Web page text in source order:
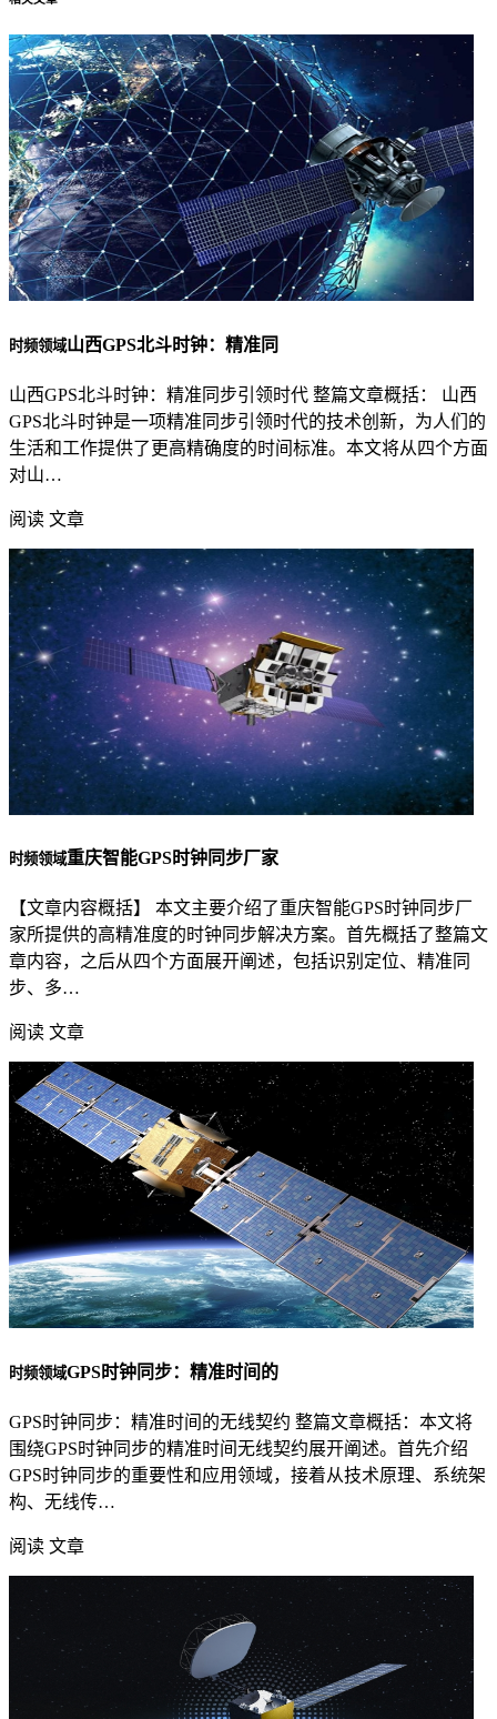
时频领域山西GPS北斗时钟：精准同
山西GPS北斗时钟：精准同步引领时代 整篇文章概括： 山西
GPS北斗时钟是一项精准同步引领时代的技术创新，为人们的
生活和工作提供了更高精确度的时间标准。本文将从四个方面
对山…
阅读 文章
时频领域重庆智能GPS时钟同步厂家
【文章内容概括】 本文主要介绍了重庆智能GPS时钟同步厂
家所提供的高精准度的时钟同步解决方案。首先概括了整篇文
章内容，之后从四个方面展开阐述，包括识别定位、精准同
步、多…
阅读 文章
时频领域GPS时钟同步：精准时间的
GPS时钟同步：精准时间的无线契约 整篇文章概括：本文将
围绕GPS时钟同步的精准时间无线契约展开阐述。首先介绍
GPS时钟同步的重要性和应用领域，接着从技术原理、系统架
构、无线传…
阅读 文章